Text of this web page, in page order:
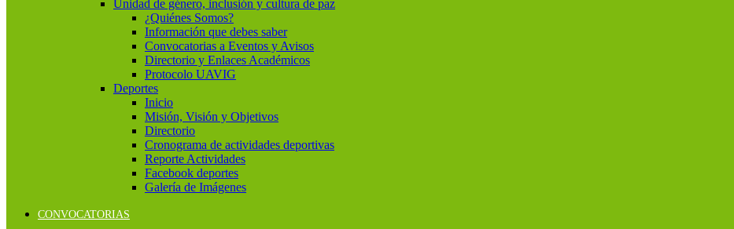
Unidad de género, inclusión y cultura de paz
¿Quiénes Somos?
Información que debes saber
Convocatorias a Eventos y Avisos
Directorio y Enlaces Académicos
Protocolo UAVIG
Deportes
Inicio
Misión, Visión y Objetivos
Directorio
Cronograma de actividades deportivas
Reporte Actividades
Facebook deportes
Galería de Imágenes
CONVOCATORIAS